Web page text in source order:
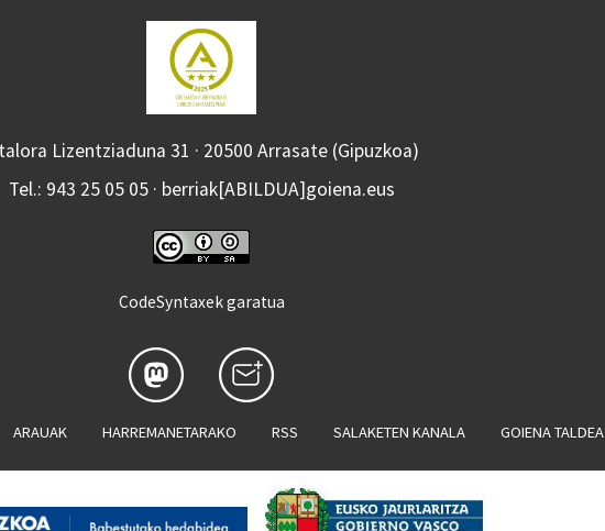
Lizentziaduna 31 · 20500 Arrasate (Gipuzkoa)
Tel.: 943 25 05 05 · berriak[ABILDUA]goiena.eus
CodeSyntaxek garatua
ARAUAK HARREMANETARAKO RSS SALAKETEN KANALA GOIENA TALDEA